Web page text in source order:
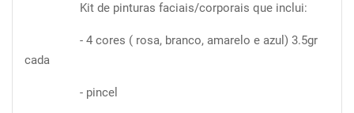
Kit de pinturas faciais/corporais que inclui:
- 4 cores ( rosa, branco, amarelo e azul) 3.5gr
cada
- pincel